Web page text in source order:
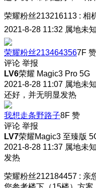
荣耀粉丝213216113 : 相
2021-8-28 11:32 属地未知
荣耀粉丝2134643567F 赞
评论 举报
LV6荣耀 Magic3 Pro 5G
2021-8-28 11:07 属地未知
还好，并无明显发热
我想走条野路子8F 赞
评论 举报
LV7荣耀Magic3 至臻版
2021-8-28 11:37 属地未知
发热
荣耀粉丝212184457 : 亲